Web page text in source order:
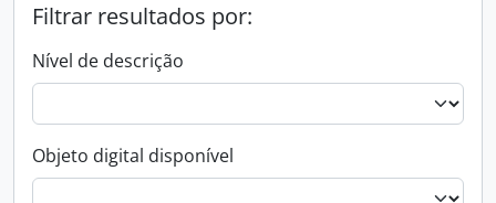
Filtrar resultados por:
Nível de descrição
Objeto digital disponível